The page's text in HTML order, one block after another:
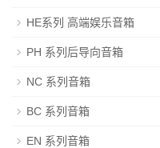
HE系列 高端娱乐音箱
PH 系列后导向音箱
NC 系列音箱
BC 系列音箱
EN 系列音箱